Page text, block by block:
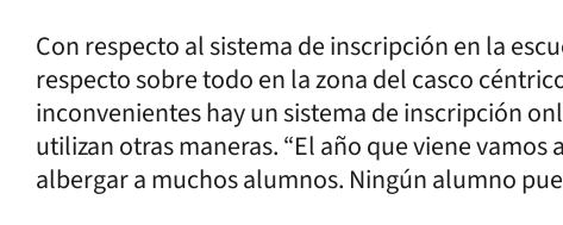
Con respecto al sistema de inscripción en la
respecto sobre todo en la zona del casco
inconvenientes hay un sistema de inscripción
utilizan otras maneras. “El año que viene vamos
albergar a muchos alumnos. Ningún alumno